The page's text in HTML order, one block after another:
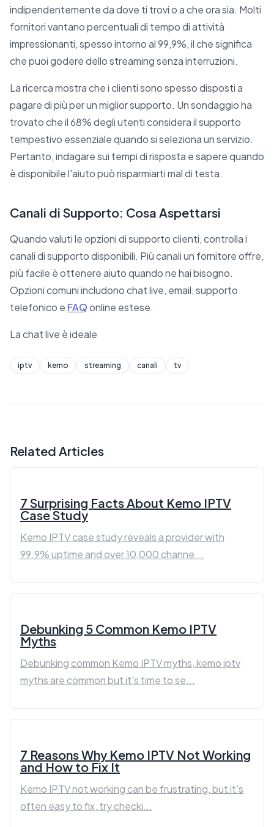
indipendentemente da dove ti trovi o a che ora sia. Molti
fornitori vantano percentuali di tempo di attività
impressionanti, spesso intorno al 99,9%, il che significa
che puoi godere dello streaming senza interruzioni.
La ricerca mostra che i clienti sono spesso disposti a
pagare di più per un miglior supporto. Un sondaggio ha
trovato che il 68% degli utenti considera il supporto
tempestivo essenziale quando si seleziona un servizio.
Pertanto, indagare sui tempi di risposta e sapere quando
è disponibile l'aiuto può risparmiarti mal di testa.
Canali di Supporto: Cosa Aspettarsi
Quando valuti le opzioni di supporto clienti, controlla i
canali di supporto disponibili. Più canali un fornitore offre,
più facile è ottenere aiuto quando ne hai bisogno.
Opzioni comuni includono chat live, email, supporto
telefonico e FAQonline estese.
La chat live è ideale
iptv kemo streaming canali tv
Related Articles
7 Surprising Facts About Kemo IPTV
Case Study
Kemo IPTV case study reveals a provider with
99.9% uptime and over 10,000 channe...
Debunking 5 Common Kemo IPTV
Myths
Debunking common Kemo IPTV myths, kemo iptv
myths are common but it's time to se...
7 Reasons Why Kemo IPTV Not Working
and How to Fix It
Kemo IPTV not working can be frustrating, but it's
often easy to fix, try checki...